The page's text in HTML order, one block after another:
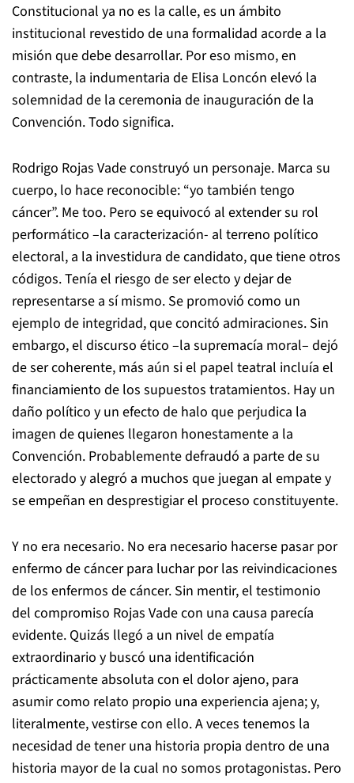
Constitucional ya no es la calle, es un ámbito
institucional revestido de una formalidad acorde a la
misión que debe desarrollar. Por eso mismo, en
contraste, la indumentaria de Elisa Loncón elevó la
solemnidad de la ceremonia de inauguración de la
Convención. Todo significa.
Rodrigo Rojas Vade construyó un personaje. Marca su
cuerpo, lo hace reconocible: “yo también tengo
cáncer”. Me too. Pero se equivocó al extender su rol
performático –la caracterización- al terreno político
electoral, a la investidura de candidato, que tiene otros
códigos. Tenía el riesgo de ser electo y dejar de
representarse a sí mismo. Se promovió como un
ejemplo de integridad, que concitó admiraciones. Sin
embargo, el discurso ético –la supremacía moral– dejó
de ser coherente, más aún si el papel teatral incluía el
financiamiento de los supuestos tratamientos. Hay un
daño político y un efecto de halo que perjudica la
imagen de quienes llegaron honestamente a la
Convención. Probablemente defraudó a parte de su
electorado y alegró a muchos que juegan al empate y
se empeñan en desprestigiar el proceso constituyente.
Y no era necesario. No era necesario hacerse pasar por
enfermo de cáncer para luchar por las reivindicaciones
de los enfermos de cáncer. Sin mentir, el testimonio
del compromiso Rojas Vade con una causa parecía
evidente. Quizás llegó a un nivel de empatía
extraordinario y buscó una identificación
prácticamente absoluta con el dolor ajeno, para
asumir como relato propio una experiencia ajena; y,
literalmente, vestirse con ello. A veces tenemos la
necesidad de tener una historia propia dentro de una
historia mayor de la cual no somos protagonistas. Pero